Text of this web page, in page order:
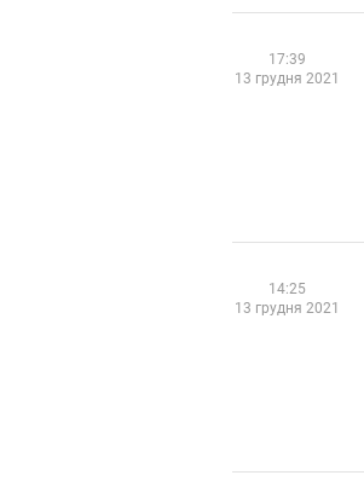
17:39
13 грудня 2021
14:25
13 грудня 2021